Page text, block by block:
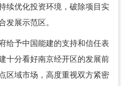
续优化投资环境，破除项目实
发展示范区。
给予中国能建的支持和信任表
十分看好南京经开区的发展前
区域市场，高度重视双方紧密